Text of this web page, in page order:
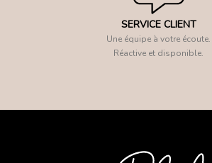
SERVICE CLIENT
Une équipe à votre écoute.
Réactive et disponible.